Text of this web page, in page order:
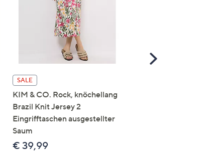
SALE
KIM & CO. Rock, knöchellang
Brazil Knit Jersey 2
Eingrifftaschen ausgestellter
Saum
€ 39,99
Scroll